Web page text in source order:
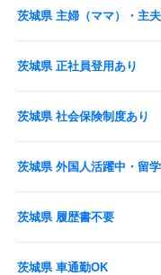
茨城県 主婦（ママ）・主
茨城県 正社員登用あり
茨城県 社会保険制度あり
茨城県 外国人活躍中・留
茨城県 履歴書不要
茨城県 車通勤OK